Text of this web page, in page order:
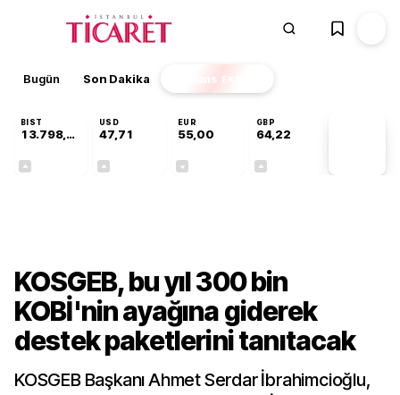
Bugün Son Dakika Finans EKSTRA
BIST
13.798,82
USD
47,71
EUR
55,00
GBP
64,22
KOSGEB, bu yıl 300 bin
KOBİ'nin ayağına giderek
destek paketlerini tanıtacak
KOSGEB Başkanı Ahmet Serdar İbrahimcioğlu,